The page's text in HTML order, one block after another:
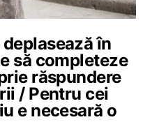
în
să completeze
răspundere
/ Pentru cei
e necesară o